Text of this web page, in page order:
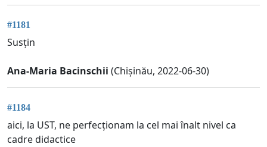
#1181
Susțin
Ana-Maria Bacinschii (Chișinău, 2022-06-30)
#1184
aici, la UST, ne perfecționam la cel mai înalt nivel ca
cadre didactice